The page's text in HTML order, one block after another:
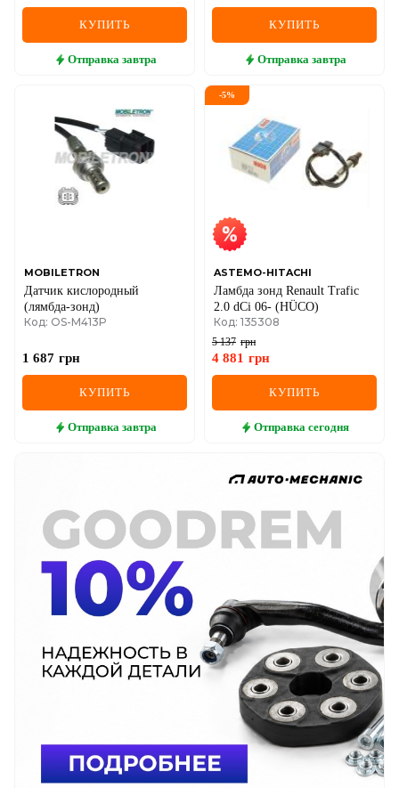
КУПИТЬ
Отправка завтра
КУПИТЬ
Отправка завтра
MOBILETRON
Датчик кислородный
(лямбда-зонд)
Код: OS-M413P
1 687 грн
КУПИТЬ
Отправка завтра
-5%
ASTEMO-HITACHI
Ламбда зонд Renault Trafic
2.0 dCi 06- (HÜCO)
Код: 135308
5 137 грн
4 881 грн
КУПИТЬ
Отправка сегодня